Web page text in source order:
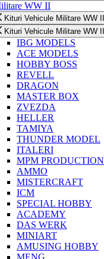
WW II
Kituri Vehicule Militare WW II
Kituri Vehicule Militare WW II
IBG MODELS
ACE MODELS
HOBBY BOSS
REVELL
DRAGON
MASTER BOX
ZVEZDA
HELLER
TAMIYA
THUNDER MODEL
ITALERI
MPM PRODUCTION
AMMO
MISTERCRAFT
ICM
SPECIAL HOBBY
ACADEMY
DAS WERK
MINIART
AMUSING HOBBY